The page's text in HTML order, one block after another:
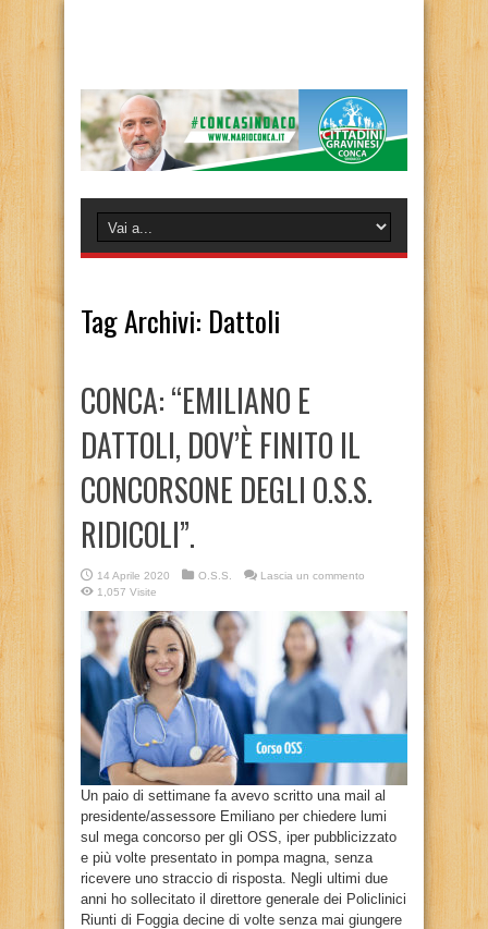
Tag Archivi: Dattoli
CONCA: “EMILIANO E
DATTOLI, DOV’È FINITO IL
CONCORSONE DEGLI O.S.S.
RIDICOLI”.
14 Aprile 2020 O.S.S.
Lascia un commento
1,057 Visite
Un paio di settimane fa avevo scritto una mail al
presidente/assessore Emiliano per chiedere lumi
sul mega concorso per gli OSS, iper pubblicizzato
e più volte presentato in pompa magna, senza
ricevere uno straccio di risposta. Negli ultimi due
anni ho sollecitato il direttore generale dei Policlinici
Riunti di Foggia decine di volte senza mai giungere